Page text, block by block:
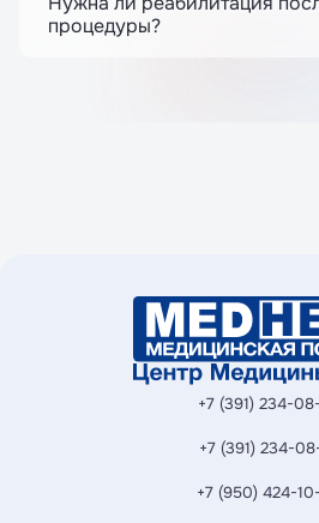
позволяет удалить ткань с
коагуляцией сосудов,
процедуры?
+7 (391) 234-
+7 (391) 234-
+7 (950) 424-